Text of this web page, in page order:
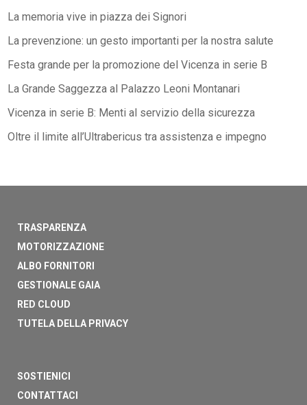
La memoria vive in piazza dei Signori
La prevenzione: un gesto importanti per la nostra salute
Festa grande per la promozione del Vicenza in serie B
La Grande Saggezza al Palazzo Leoni Montanari
Vicenza in serie B: Menti al servizio della sicurezza
Oltre il limite all’Ultrabericus tra assistenza e impegno
TRASPARENZA
MOTORIZZAZIONE
ALBO FORNITORI
GESTIONALE GAIA
RED CLOUD
TUTELA DELLA PRIVACY
SOSTIENICI
CONTATTACI